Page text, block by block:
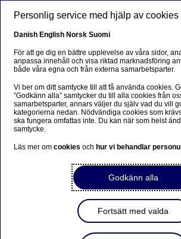
Beklager...
Siden findes desværre ikke på dansk
Bliv på siden|Fortsæt til en relateret
Regional
Industrin lever vidare
Personlig service med hjälp av cookies
Danish English Norsk Suomi
För att ge dig en bättre upplevelse av våra sidor,
anpassa innehåll och visa riktad marknadsföring
både våra egna och från externa samarbetsparter.
Vi ber om ditt samtycke till att få använda cookies.
”Godkänn alla” samtycker du till alla cookies från
samarbetsparter, annars väljer du själv vad du vill
kategorierna nedan. Nödvändiga cookies som
ska fungera omfattas inte. Du kan när som helst
samtycke.
Läs mer omcookiesoch hur vi behandlar
Godkänn alla
Fortsätt med valda